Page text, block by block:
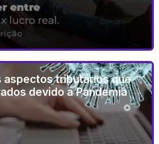
aspectos tributários que
devido a Pandemia